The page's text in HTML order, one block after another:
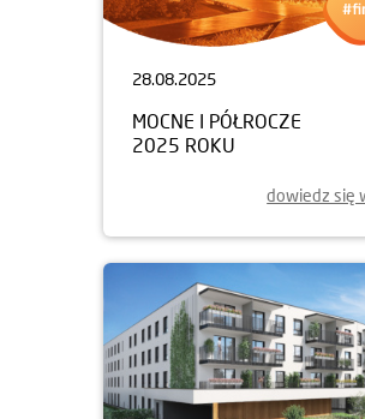
28.08.2025
MOCNE I PÓŁROCZE
2025 ROKU
dowiedz się